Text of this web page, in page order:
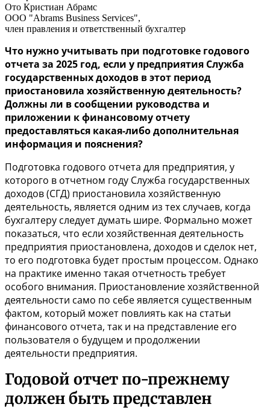
Ото Кристиан Абрамс
ООО "Abrams Business Services",
член правления и ответственный бухгалтер
Что нужно учитывать при подготовке годового
отчета за 2025 год, если у предприятия Служба
государственных доходов в этот период
приостановила хозяйственную деятельность?
Должны ли в сообщении руководства и
приложении к финансовому отчету
предоставляться какая-либо дополнительная
информация и пояснения?
Подготовка годового отчета для предприятия, у
которого в отчетном году Служба государственных
доходов (СГД) приостановила хозяйственную
деятельность, является одним из тех случаев, когда
бухгалтеру следует думать шире. Формально может
показаться, что если хозяйственная деятельность
предприятия приостановлена, доходов и сделок нет,
то его подготовка будет простым процессом. Однако
на практике именно такая отчетность требует
особого внимания. Приостановление хозяйственной
деятельности само по себе является существенным
фактом, который может повлиять как на статьи
финансового отчета, так и на представление его
пользователя о будущем и продолжении
деятельности предприятия.
Годовой отчет по-прежнему
должен быть представлен